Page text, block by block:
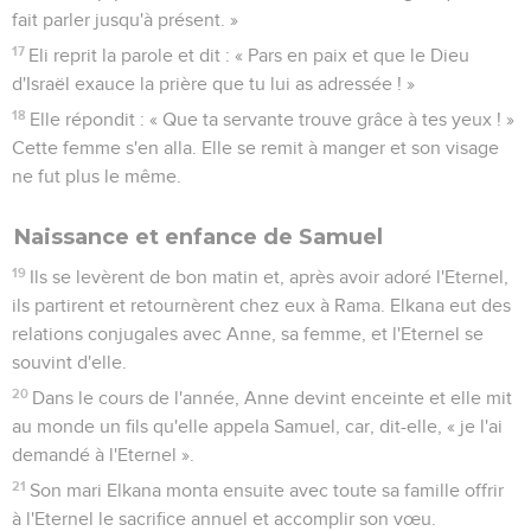
fait parler jusqu'à présent. »
17 Eli reprit la parole et dit : « Pars en paix et que le Dieu
d'Israël exauce la prière que tu lui as adressée ! »
18 Elle répondit : « Que ta servante trouve grâce à tes yeux ! »
Cette femme s'en alla. Elle se remit à manger et son visage
ne fut plus le même.
Naissance et enfance de Samuel
19 Ils se levèrent de bon matin et, après avoir adoré l'Eternel,
ils partirent et retournèrent chez eux à Rama. Elkana eut des
relations conjugales avec Anne, sa femme, et l'Eternel se
souvint d'elle.
20 Dans le cours de l'année, Anne devint enceinte et elle mit
au monde un fils qu'elle appela Samuel, car, dit-elle, « je l'ai
demandé à l'Eternel ».
21 Son mari Elkana monta ensuite avec toute sa famille offrir
à l'Eternel le sacrifice annuel et accomplir son vœu.